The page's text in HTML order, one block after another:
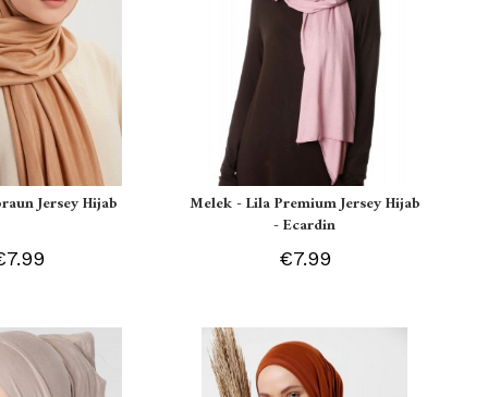
Jersey Hijab
Melek - Lila Premium Jersey Hijab
- Ecardin
€7.99